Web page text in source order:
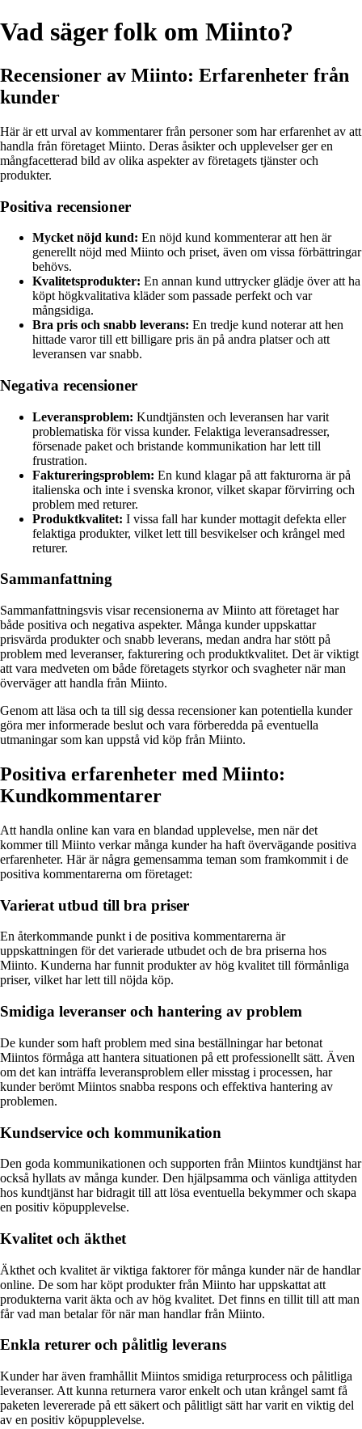
Vad säger folk om Miinto?
Recensioner av Miinto: Erfarenheter från
kunder
Här är ett urval av kommentarer från personer som har erfarenhet av att
handla från företaget Miinto. Deras åsikter och upplevelser ger en
mångfacetterad bild av olika aspekter av företagets tjänster och
produkter.
Positiva recensioner
Mycket nöjd kund: En nöjd kund kommenterar att hen är
generellt nöjd med Miinto och priset, även om vissa förbättringar
behövs.
Kvalitetsprodukter: En annan kund uttrycker glädje över att ha
köpt högkvalitativa kläder som passade perfekt och var
mångsidiga.
Bra pris och snabb leverans: En tredje kund noterar att hen
hittade varor till ett billigare pris än på andra platser och att
leveransen var snabb.
Negativa recensioner
Leveransproblem: Kundtjänsten och leveransen har varit
problematiska för vissa kunder. Felaktiga leveransadresser,
försenade paket och bristande kommunikation har lett till
frustration.
Faktureringsproblem: En kund klagar på att fakturorna är på
italienska och inte i svenska kronor, vilket skapar förvirring och
problem med returer.
Produktkvalitet: I vissa fall har kunder mottagit defekta eller
felaktiga produkter, vilket lett till besvikelser och krångel med
returer.
Sammanfattning
Sammanfattningsvis visar recensionerna av Miinto att företaget har
både positiva och negativa aspekter. Många kunder uppskattar
prisvärda produkter och snabb leverans, medan andra har stött på
problem med leveranser, fakturering och produktkvalitet. Det är viktigt
att vara medveten om både företagets styrkor och svagheter när man
överväger att handla från Miinto.
Genom att läsa och ta till sig dessa recensioner kan potentiella kunder
göra mer informerade beslut och vara förberedda på eventuella
utmaningar som kan uppstå vid köp från Miinto.
Positiva erfarenheter med Miinto:
Kundkommentarer
Att handla online kan vara en blandad upplevelse, men när det
kommer till Miinto verkar många kunder ha haft övervägande positiva
erfarenheter. Här är några gemensamma teman som framkommit i de
positiva kommentarerna om företaget:
Varierat utbud till bra priser
En återkommande punkt i de positiva kommentarerna är
uppskattningen för det varierade utbudet och de bra priserna hos
Miinto. Kunderna har funnit produkter av hög kvalitet till förmånliga
priser, vilket har lett till nöjda köp.
Smidiga leveranser och hantering av problem
De kunder som haft problem med sina beställningar har betonat
Miintos förmåga att hantera situationen på ett professionellt sätt. Även
om det kan inträffa leveransproblem eller misstag i processen, har
kunder berömt Miintos snabba respons och effektiva hantering av
problemen.
Kundservice och kommunikation
Den goda kommunikationen och supporten från Miintos kundtjänst har
också hyllats av många kunder. Den hjälpsamma och vänliga attityden
hos kundtjänst har bidragit till att lösa eventuella bekymmer och skapa
en positiv köpupplevelse.
Kvalitet och äkthet
Äkthet och kvalitet är viktiga faktorer för många kunder när de handlar
online. De som har köpt produkter från Miinto har uppskattat att
produkterna varit äkta och av hög kvalitet. Det finns en tillit till att man
får vad man betalar för när man handlar från Miinto.
Enkla returer och pålitlig leverans
Kunder har även framhållit Miintos smidiga returprocess och pålitliga
leveranser. Att kunna returnera varor enkelt och utan krångel samt få
paketen levererade på ett säkert och pålitligt sätt har varit en viktig del
av en positiv köpupplevelse.